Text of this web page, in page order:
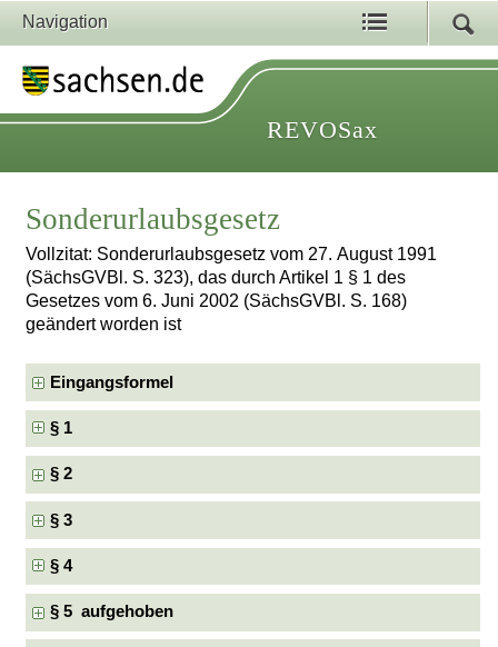
Navigation
REVOSax
Sonderurlaubsgesetz
Vollzitat: Sonderurlaubsgesetz vom 27. August 1991
(SächsGVBl. S. 323), das durch Artikel 1 § 1 des
Gesetzes vom 6. Juni 2002 (SächsGVBl. S. 168)
geändert worden ist
Eingangsformel
§ 1
§ 2
§ 3
§ 4
§ 5 aufgehoben